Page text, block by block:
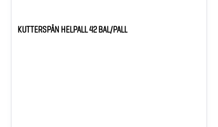
KUTTERSPÅN HELPALL 42 BAL/PALL